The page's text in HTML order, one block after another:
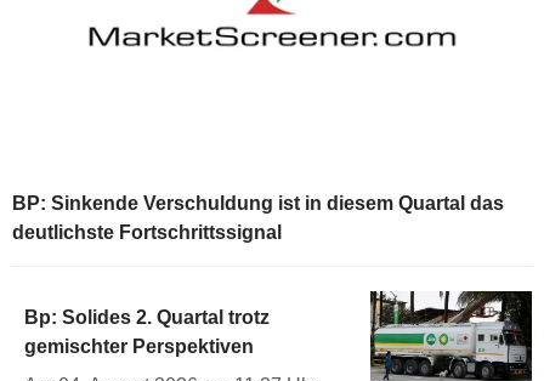
BP: Sinkende Verschuldung ist in diesem Quartal das
deutlichste Fortschrittssignal
Bp: Solides 2. Quartal trotz
gemischter Perspektiven